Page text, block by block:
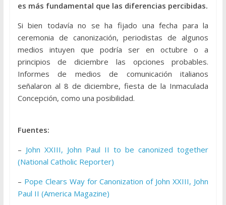
es más fundamental que las diferencias percibidas.
Si bien todavía no se ha fijado una fecha para la
ceremonia de canonización, periodistas de algunos
medios intuyen que podría ser en octubre o a
principios de diciembre las opciones probables.
Informes de medios de comunicación italianos
señalaron al 8 de diciembre, fiesta de la Inmaculada
Concepción, como una posibilidad.
Fuentes:
– John XXIII, John Paul II to be canonized together
(National Catholic Reporter)
– Pope Clears Way for Canonization of John XXIII, John
Paul II (America Magazine)